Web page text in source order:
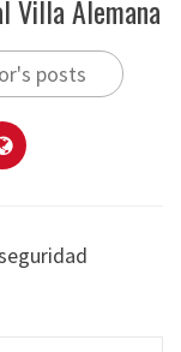
Villa Alemana
posts